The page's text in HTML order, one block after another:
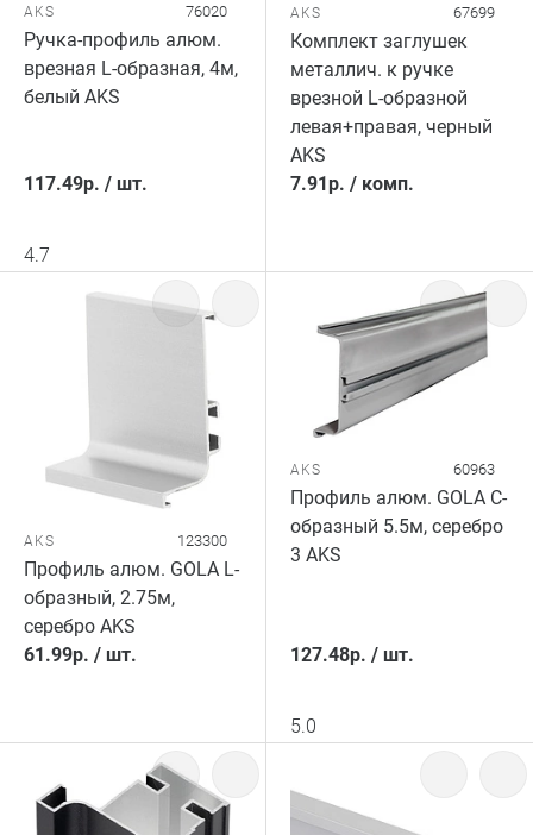
AKS 76020
Ручка-профиль алюм.
врезная L-образная, 4м,
белый AKS
117.49р. / шт.
4.7
AKS 67699
Комплект заглушек
металлич. к ручке
врезной L-образной
левая+правая, черный
AKS
7.91р. / комп.
AKS 123300
Профиль алюм. GOLA L-
образный, 2.75м,
серебро AKS
61.99р. / шт.
AKS 60963
Профиль алюм. GOLA C-
образный 5.5м, серебро
3 AKS
127.48р. / шт.
5.0